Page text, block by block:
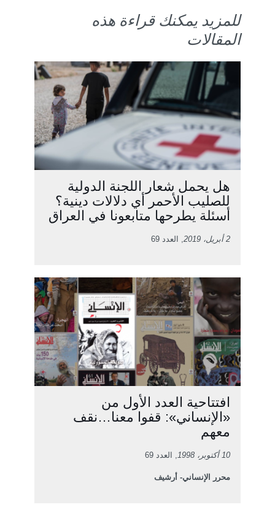
للمزيد يمكنك قراءة هذه
المقالات
هل يحمل شعار اللجنة الدولية
للصليب الأحمر أي دلالات دينية؟
أسئلة يطرحها متابعونا في العراق
2 أبريل، 2019 , العدد 69
افتتاحية العدد الأول من
«الإنساني»: قفوا معنا…نقف
معهم
10 أكتوبر، 1998 , العدد 69
محرر الإنساني- أرشيف